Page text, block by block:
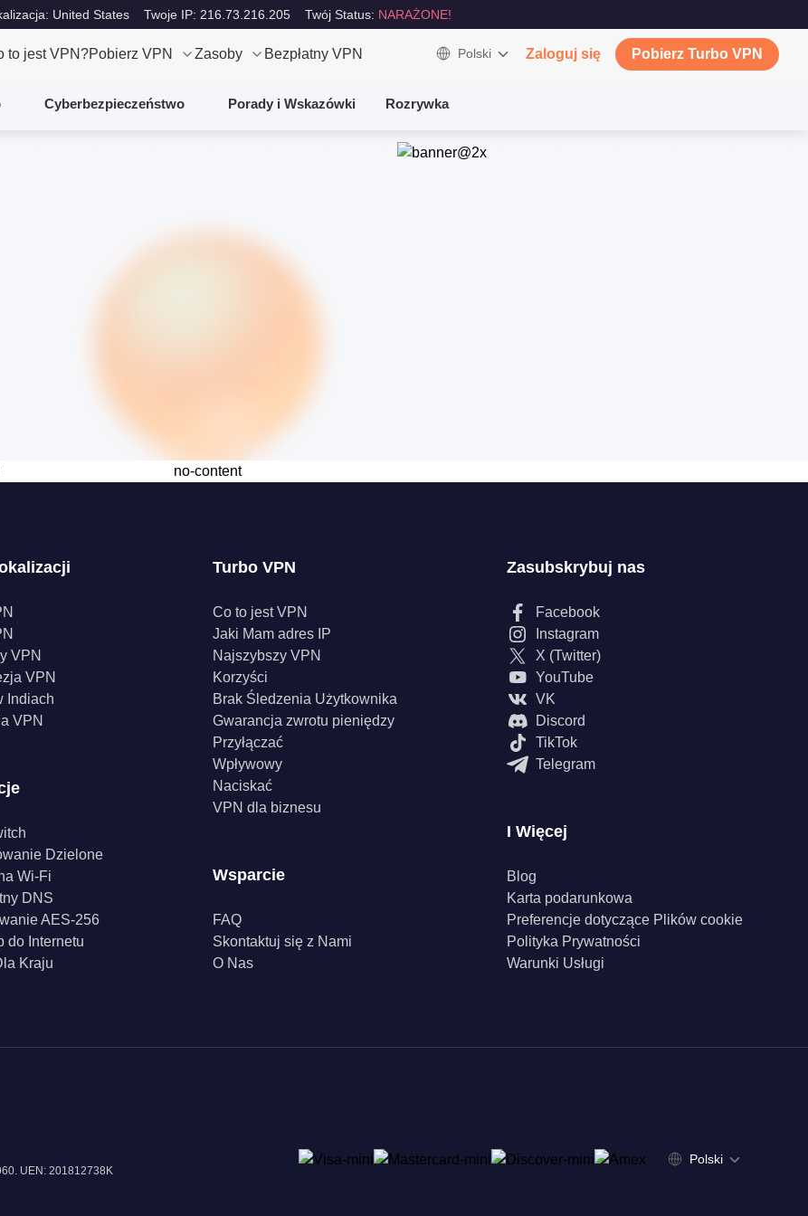
United States Twoje IP: 216.73.216.205 Twój Status: NARAŻONE!
to jest VPN?Pobierz VPN Zasoby Bezpłatny VPN Polski Zaloguj się Pobierz Turbo VPN
Cyberbezpieczeństwo Porady i Wskazówki Rozrywka
VPN
VPN
Indiach
VPN
Dzielone
Wi-Fi
DNS
AES-256
do Internetu
Kraju
Turbo VPN
Co to jest VPN
Jaki Mam adres IP
Najszybszy VPN
Korzyści
Brak Śledzenia Użytkownika
Gwarancja zwrotu pieniędzy
Przyłączać
Wpływowy
Naciskać
VPN dla biznesu
Wsparcie
FAQ
Skontaktuj się z Nami
O Nas
Zasubskrybuj nas
Facebook
Instagram
X (Twitter)
YouTube
VK
Discord
TikTok
Telegram
I Więcej
Blog
Karta podarunkowa
Preferencje dotyczące Plików cookie
Polityka Prywatności
Warunki Usługi
UEN: 201812738K
Polski